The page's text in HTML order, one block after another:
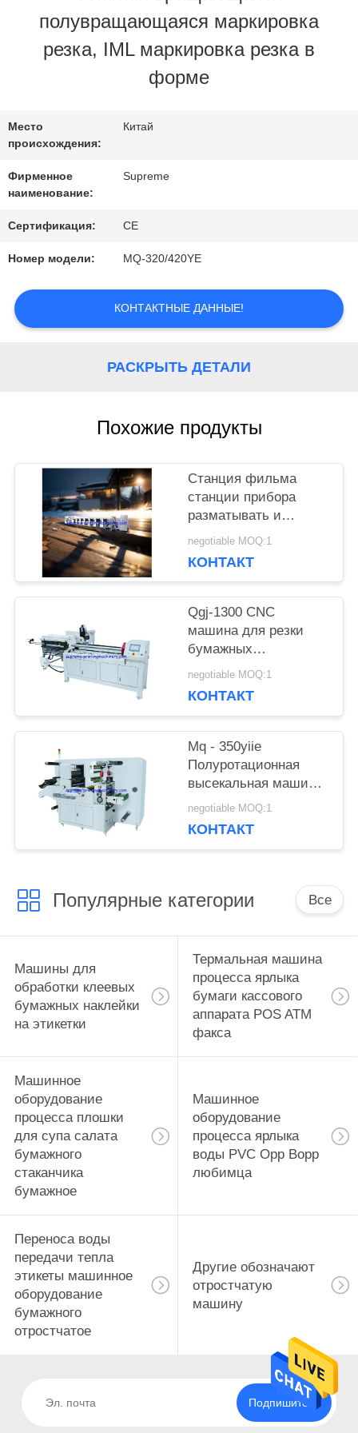
ЗАВОДУ
КОНТРОЛЬ
С
НАМИ
ЗАПРОСИТЕ
ЦИТАТУ
ПОЛИТИКА
КОНФИДЕНЦИАЛЬНОСТИ
полувращающаяся маркировка
резка, IML маркировка резка в
форме
Место
происхождения:
Китай
Фирменное
наименование:
Supreme
Сертификация: CE
Номер модели: MQ-320/420YE
КОНТАКТНЫЕ ДАННЫЕ!
РАСКРЫТЬ ДЕТАЛИ
Похожие продукты
Станция фильма
станции прибора
разматывать и
перематывать
HBRY-W нон-стоп
прокатывая
negotiable MOQ:1
КОНТАКТ
Qgj-1300 CNC
машина для резки
бумажных
пластиковых труб
negotiable MOQ:1
КОНТАКТ
Mq - 350yiie
Полуротационная
высекальная машина
с продольной резкой
negotiable MOQ:1
КОНТАКТ
Популярные категории Все
Машины для
обработки клеевых
бумажных наклейки
на этикетки
Термальная машина
процесса ярлыка
бумаги кассового
аппарата POS ATM
факса
Машинное
оборудование
процесса плошки
для супа салата
бумажного
стаканчика
бумажное
Машинное
оборудование
процесса ярлыка
воды PVC Opp Bopp
любимца
Переноса воды
передачи тепла
этикеты машинное
оборудование
бумажного
отростчатое
Другие обозначают
отростчатую
машину
Подпишитесь